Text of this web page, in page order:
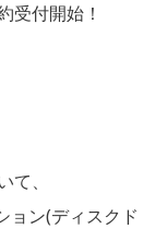
、
ン(ディスクド